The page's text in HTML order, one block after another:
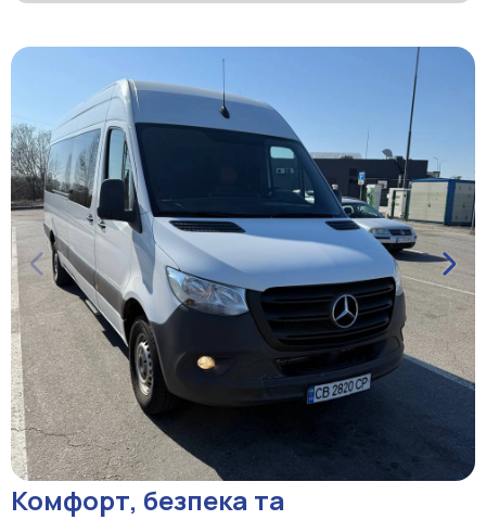
Комфорт, безпека та